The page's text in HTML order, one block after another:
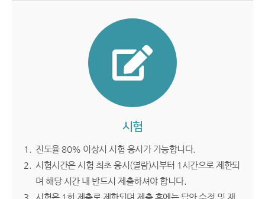
시험
진도율 80% 이상시 시험 응시가 가능합니다.
시험시간은 시험 최초 응시(열람)시부터 1시간으로 제한되
며 해당 시간 내 반드시 제출하셔야 합니다.
시험은 1회 제출로 제한되며 제출 후에는 답안 수정 및 재